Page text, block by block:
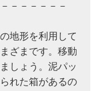
－－－－－－
地形を利用して
ざまです。移動
しょう。泥パッ
れた箱があるの